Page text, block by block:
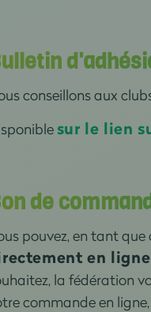
conseillons aux
sur le lien
de
pouvez, en tant que
en
la fédération
commande en